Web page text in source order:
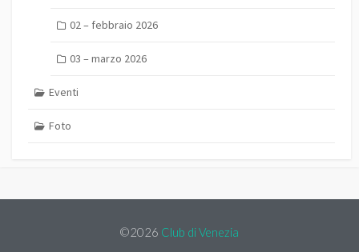
02 – febbraio 2026
03 – marzo 2026
Eventi
Foto
©2026 Club di Venezia